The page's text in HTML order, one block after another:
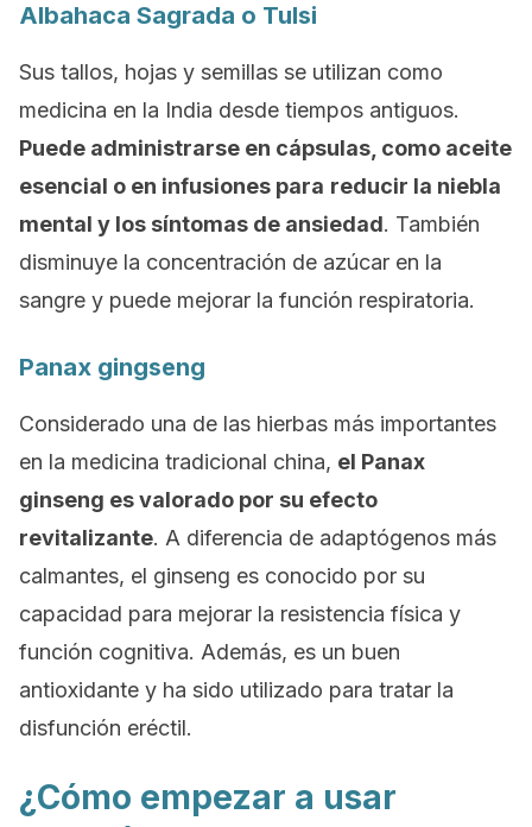
Albahaca Sagrada o Tulsi
Sus tallos, hojas y semillas se utilizan como
medicina en la India desde tiempos antiguos.
Puede administrarse en cápsulas, como aceite
esencial o en infusiones para reducir la niebla
mental y los síntomas de ansiedad. También
disminuye la concentración de azúcar en la
sangre y puede mejorar la función respiratoria.
Panax gingseng
Considerado una de las hierbas más importantes
en la medicina tradicional china, el Panax
ginseng es valorado por su efecto
revitalizante. A diferencia de adaptógenos más
calmantes, el ginseng es conocido por su
capacidad para mejorar la resistencia física y
función cognitiva. Además, es un buen
antioxidante y ha sido utilizado para tratar la
disfunción eréctil.
¿Cómo empezar a usar